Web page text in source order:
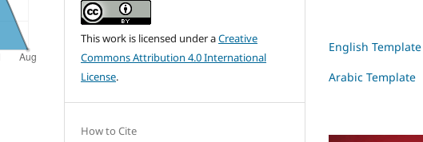
This work is licensed under aCreative
Commons Attribution 4.0 International
License.
How to Cite
English Template
Arabic Template